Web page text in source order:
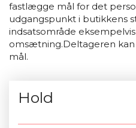
fastlægge mål for det
udgangspunkt i butikkens
indsatsområde
omsætning.Deltageren
mål.
Hold